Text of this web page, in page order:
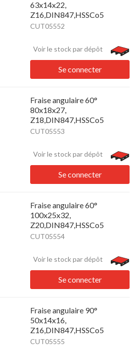
63x14x22,
Z16,DIN847,HSSCo5
CUT05552
Voir le stock par dépôt
Se connecter
Fraise angulaire 60°
80x18x27,
Z18,DIN847,HSSCo5
CUT05553
Voir le stock par dépôt
Se connecter
Fraise angulaire 60°
100x25x32,
Z20,DIN847,HSSCo5
CUT05554
Voir le stock par dépôt
Se connecter
Fraise angulaire 90°
50x14x16,
Z16,DIN847,HSSCo5
CUT05555